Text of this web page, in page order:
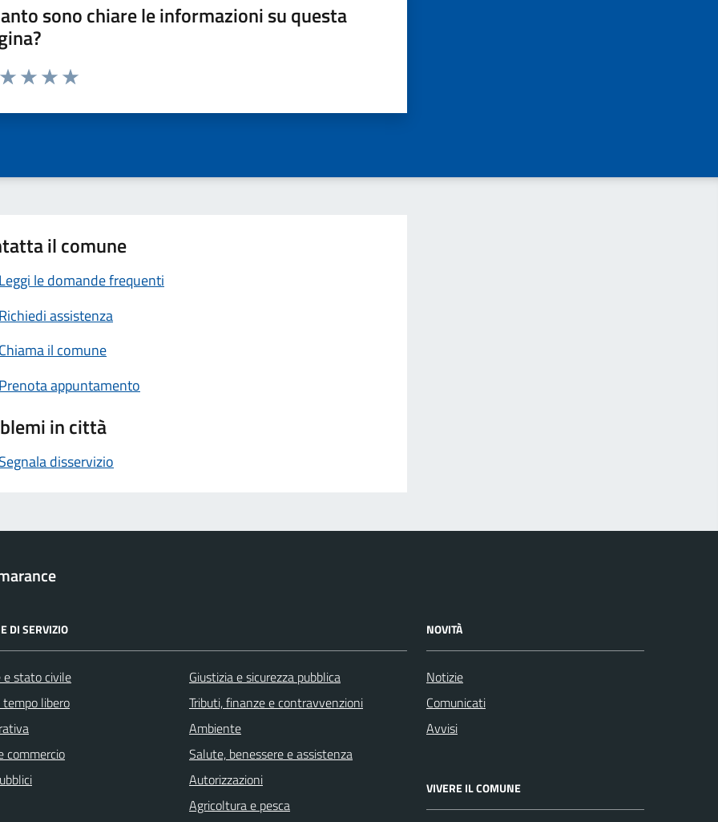
sono chiare le informazioni su questa
da 1 a 5 stelle la pagina
il comune
Leggi le domande frequenti
Richiedi assistenza
Chiama il comune
Prenota appuntamento
in città
Segnala disservizio
DI SERVIZIO
e stato civile
libero
commercio
Giustizia e sicurezza pubblica
Tributi, finanze e contravvenzioni
Ambiente
Salute, benessere e assistenza
Autorizzazioni
Agricoltura e pesca
NOVITÀ
Notizie
Comunicati
Avvisi
VIVERE IL COMUNE